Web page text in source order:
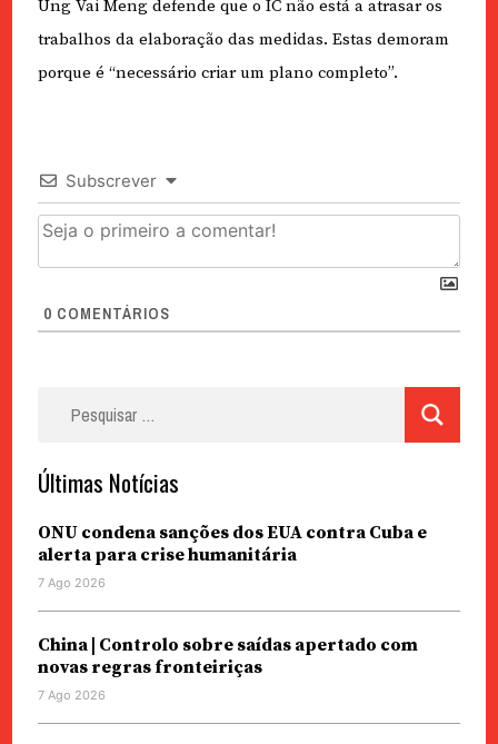
Ung Vai Meng defende que o IC não está a atrasar os
trabalhos da elaboração das medidas. Estas demoram
porque é “necessário criar um plano completo”.
Subscrever
0 COMENTÁRIOS
Últimas Notícias
ONU condena sanções dos EUA contra Cuba e
alerta para crise humanitária
7 Ago 2026
China | Controlo sobre saídas apertado com
novas regras fronteiriças
7 Ago 2026